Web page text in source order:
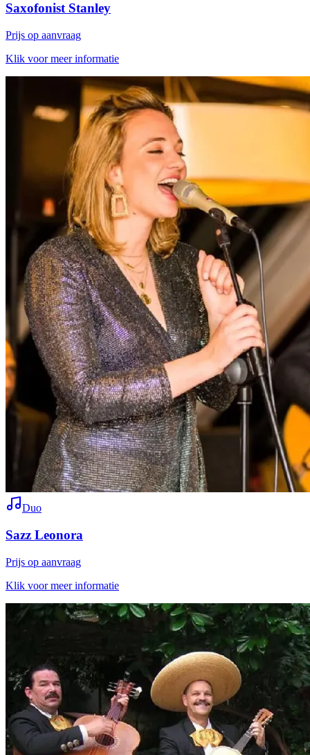
Saxofonist Stanley
Prijs op aanvraag
Klik voor meer informatie
Duo
Sazz Leonora
Prijs op aanvraag
Klik voor meer informatie